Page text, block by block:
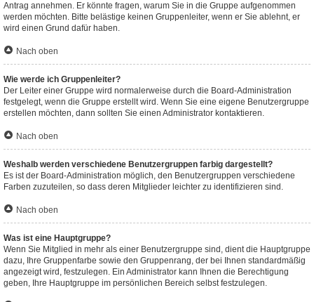
Antrag annehmen. Er könnte fragen, warum Sie in die Gruppe aufgenommen
werden möchten. Bitte belästige keinen Gruppenleiter, wenn er Sie ablehnt, er
wird einen Grund dafür haben.
Nach oben
Wie werde ich Gruppenleiter?
Der Leiter einer Gruppe wird normalerweise durch die Board-Administration
festgelegt, wenn die Gruppe erstellt wird. Wenn Sie eine eigene Benutzergruppe
erstellen möchten, dann sollten Sie einen Administrator kontaktieren.
Nach oben
Weshalb werden verschiedene Benutzergruppen farbig dargestellt?
Es ist der Board-Administration möglich, den Benutzergruppen verschiedene
Farben zuzuteilen, so dass deren Mitglieder leichter zu identifizieren sind.
Nach oben
Was ist eine Hauptgruppe?
Wenn Sie Mitglied in mehr als einer Benutzergruppe sind, dient die Hauptgruppe
dazu, Ihre Gruppenfarbe sowie den Gruppenrang, der bei Ihnen standardmäßig
angezeigt wird, festzulegen. Ein Administrator kann Ihnen die Berechtigung
geben, Ihre Hauptgruppe im persönlichen Bereich selbst festzulegen.